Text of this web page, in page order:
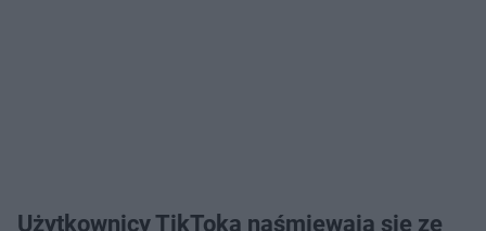
Użytkownicy TikToka naśmiewają się ze